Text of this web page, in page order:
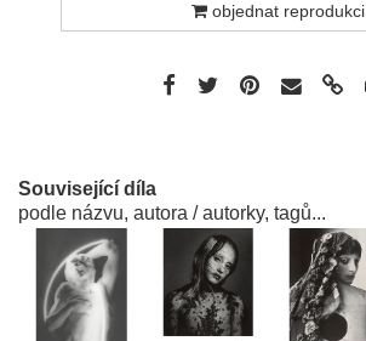
objednat reprodukci
Související díla
podle názvu, autora / autorky, tagů...